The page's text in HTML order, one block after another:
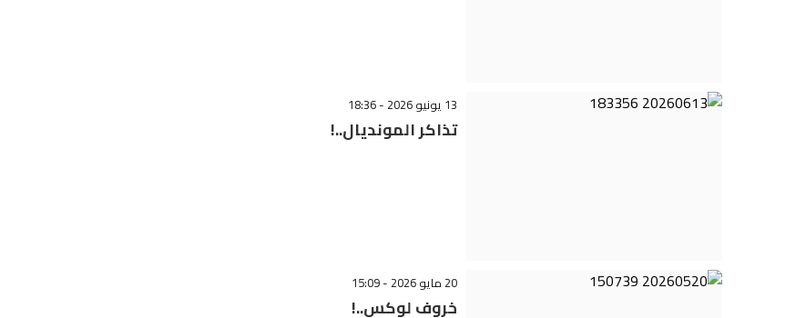
13 يونيو 2026 - 18:36
تذاكر المونديال..!
20 مايو 2026 - 15:09
خروف لوكس..!